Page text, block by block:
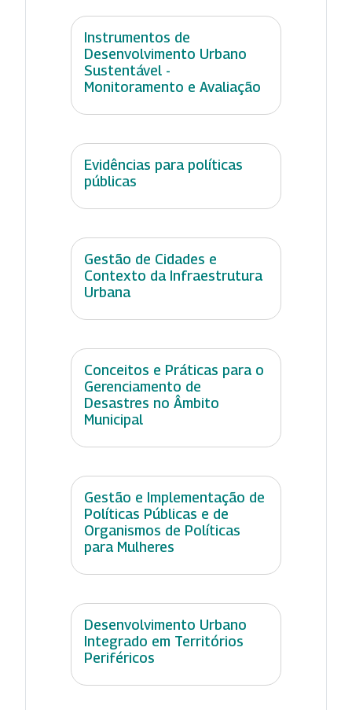
Instrumentos de
Desenvolvimento Urbano
Sustentável -
Monitoramento e Avaliação
Evidências para políticas
públicas
Gestão de Cidades e
Contexto da Infraestrutura
Urbana
Conceitos e Práticas para o
Gerenciamento de
Desastres no Âmbito
Municipal
Gestão e Implementação de
Políticas Públicas e de
Organismos de Políticas
para Mulheres
Desenvolvimento Urbano
Integrado em Territórios
Periféricos